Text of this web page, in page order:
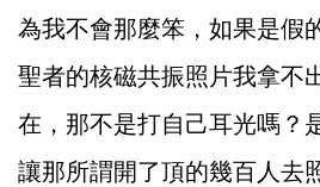
為我不會那麼笨，如果是假
聖者的核磁共振照片我拿不
在，那不是打自己耳光嗎？
讓那所謂開了頂的幾百人去